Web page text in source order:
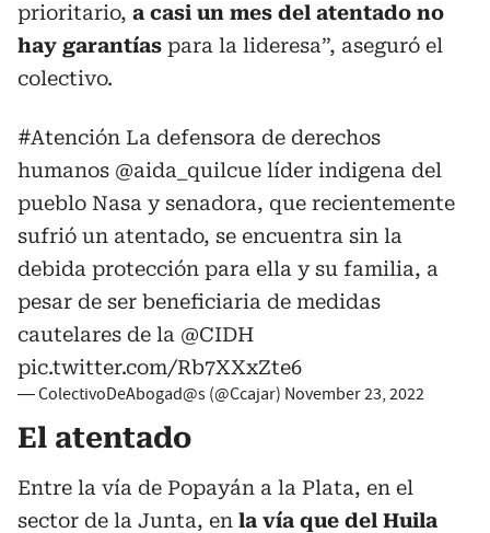
prioritario, a casi un mes del atentado no
hay garantías para la lideresa”, aseguró el
colectivo.
#Atención La defensora de derechos
humanos @aida_quilcue líder indigena del
pueblo Nasa y senadora, que recientemente
sufrió un atentado, se encuentra sin la
debida protección para ella y su familia, a
pesar de ser beneficiaria de medidas
cautelares de la @CIDH
pic.twitter.com/Rb7XXxZte6
— ColectivoDeAbogad@s (@Ccajar) November 23, 2022
El atentado
Entre la vía de Popayán a la Plata, en el
sector de la Junta, en la vía que del Huila